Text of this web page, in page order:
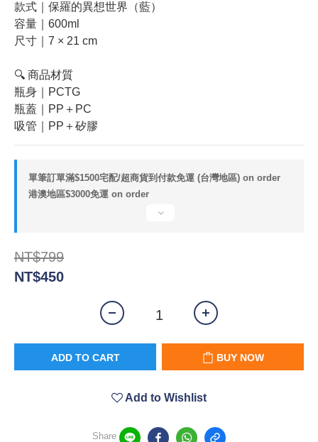
款式｜保羅的異想世界（藍）
容量｜600ml
尺寸｜7 × 21 cm
🔍 商品材質
瓶身｜PCTG
瓶蓋｜PP＋PC
吸管｜PP＋矽膠
單筆訂單滿$1500宅配/超商貨到付款免運 (台灣地區) on order
港澳地區$3000免運 on order
NT$799
NT$450
ADD TO CART BUY NOW
Add to Wishlist
Share